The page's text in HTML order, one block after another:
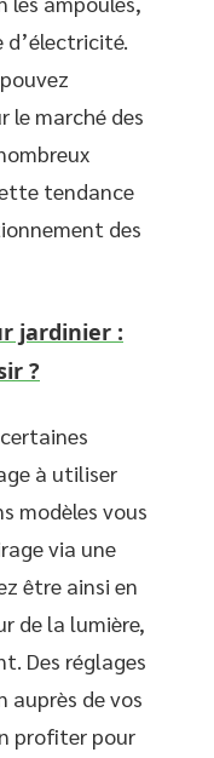
d’électricité.
le marché des
tendance
des
jardinier :
?
à utiliser
modèles vous
via une
être ainsi en
de la lumière,
Des réglages
de vos
profiter pour